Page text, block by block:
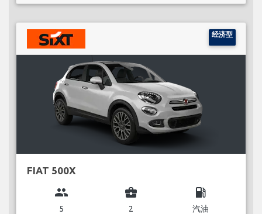
经济型
FIAT 500X
group
5
business_center
2
local_gas_station
汽油